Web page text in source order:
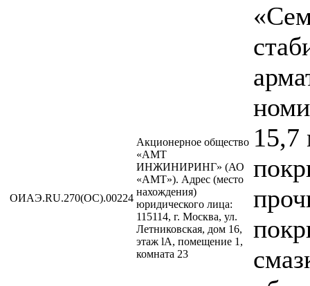
ОИАЭ.RU.270(ОС).00224
Акционерное общество
«АМТ
ИНЖИНИРИНГ» (АО
«АМТ»). Адрес (место
нахождения)
юридического лица:
115114, г. Москва, ул.
Летниковская, дом 16,
этаж lA, помещение 1,
комната 23
15,7